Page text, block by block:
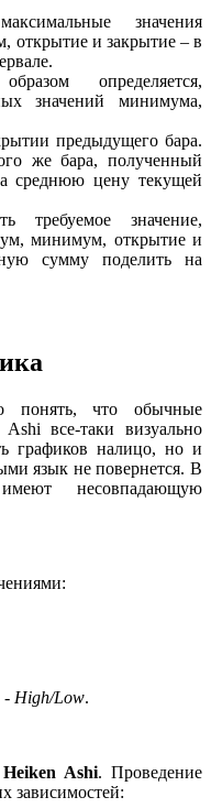
значения
открытие и закрытие – в
определяется,
значений минимума,
предыдущего бара.
же бара, полученный
среднюю цену текущей
требуемое значение,
минимум, открытие и
сумму поделить на
понять, что обычные
все-таки визуально
графиков налицо, но и
язык не повернется. В
несовпадающую
- High/Low.
Ashi. Проведение
зависимостей: